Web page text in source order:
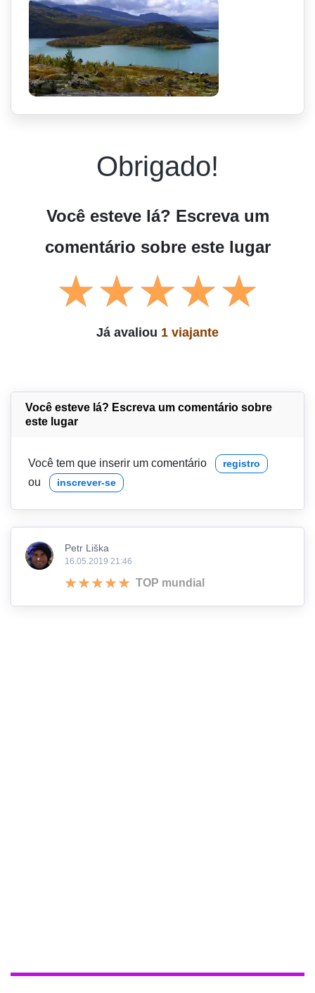
Obrigado!
Você esteve lá? Escreva um
comentário sobre este lugar
Já avaliou 1 viajante
Você esteve lá? Escreva um comentário sobre
este lugar
Você tem que inserir um comentário registro
ou inscrever-se
Petr Liška
16.05.2019 21:46
TOP mundial